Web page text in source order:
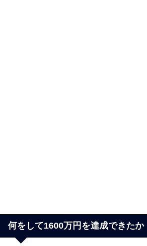
何をして1600万円を達成できたか